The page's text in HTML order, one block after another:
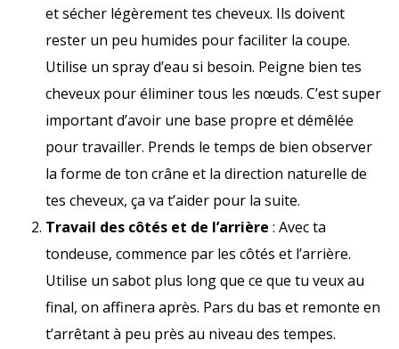
et sécher légèrement tes cheveux. Ils doivent
rester un peu humides pour faciliter la coupe.
Utilise un spray d’eau si besoin. Peigne bien tes
cheveux pour éliminer tous les nœuds. C’est super
important d’avoir une base propre et démêlée
pour travailler. Prends le temps de bien observer
la forme de ton crâne et la direction naturelle de
tes cheveux, ça va t’aider pour la suite.
Travail des côtés et de l’arrière : Avec ta
tondeuse, commence par les côtés et l’arrière.
Utilise un sabot plus long que ce que tu veux au
final, on affinera après. Pars du bas et remonte en
t’arrêtant à peu près au niveau des tempes.